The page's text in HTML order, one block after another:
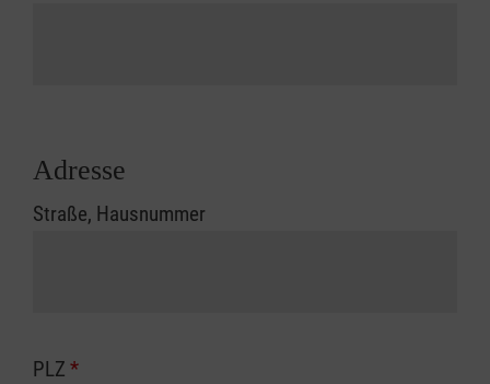
Adresse
Straße, Hausnummer
PLZ *